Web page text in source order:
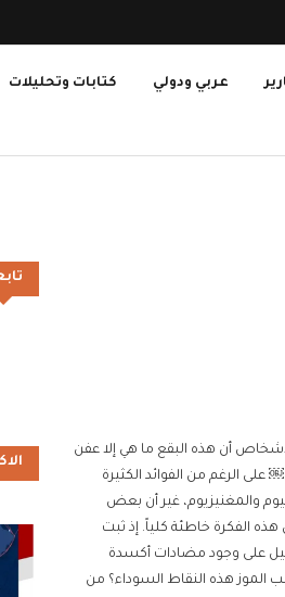
عربي ودولي كتابات وتحليلات
أن هذه البقع ما هي إلا عفن
الرغم من الفوائد الكثيرة
والمغنيزيوم، غير أن بعض
الفكرة خاطئة كلياً. إذ ثبت
دليل على وجود مضادات أكسدة
الموز هذه النقاط السوداء؟ من